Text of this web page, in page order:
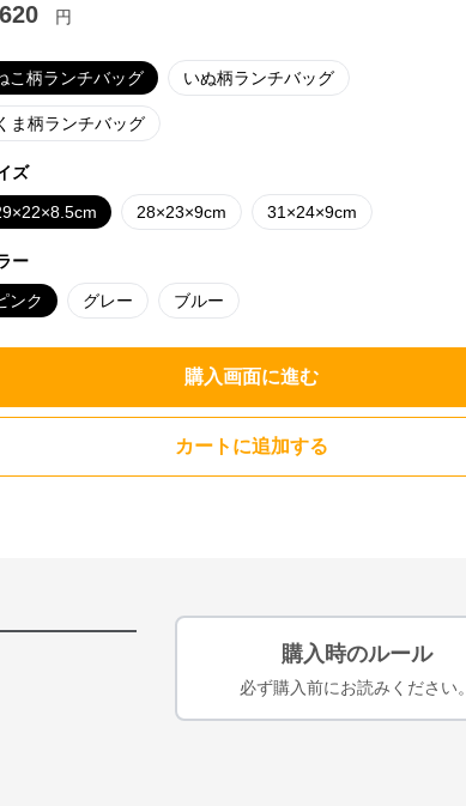
円
こ柄ランチバッグ いぬ柄ランチバッグ
ま柄ランチバッグ
ズ
28×23×9cm 31×24×9cm
ー
ンク グレー ブルー
購入画面に進む
カートに追加する
購入時のルール
必ず購入前にお読みください。